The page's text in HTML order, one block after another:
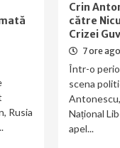
Rusia
Crin
către
Crizei
7 ore
Într-o
scena
Național
apel...